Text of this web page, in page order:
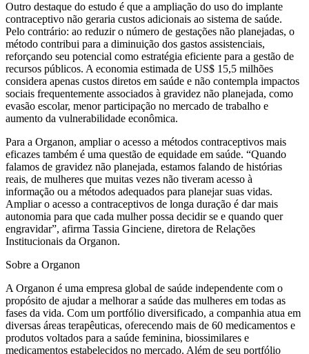
Outro destaque do estudo é que a ampliação do uso do implante
contraceptivo não geraria custos adicionais ao sistema de saúde.
Pelo contrário: ao reduzir o número de gestações não planejadas, o
método contribui para a diminuição dos gastos assistenciais,
reforçando seu potencial como estratégia eficiente para a gestão de
recursos públicos. A economia estimada de US$ 15,5 milhões
considera apenas custos diretos em saúde e não contempla impactos
sociais frequentemente associados à gravidez não planejada, como
evasão escolar, menor participação no mercado de trabalho e
aumento da vulnerabilidade econômica.
Para a Organon, ampliar o acesso a métodos contraceptivos mais
eficazes também é uma questão de equidade em saúde. “Quando
falamos de gravidez não planejada, estamos falando de histórias
reais, de mulheres que muitas vezes não tiveram acesso à
informação ou a métodos adequados para planejar suas vidas.
Ampliar o acesso a contraceptivos de longa duração é dar mais
autonomia para que cada mulher possa decidir se e quando quer
engravidar”, afirma Tassia Ginciene, diretora de Relações
Institucionais da Organon.
Sobre a Organon
A Organon é uma empresa global de saúde independente com o
propósito de ajudar a melhorar a saúde das mulheres em todas as
fases da vida. Com um portfólio diversificado, a companhia atua em
diversas áreas terapêuticas, oferecendo mais de 60 medicamentos e
produtos voltados para a saúde feminina, biossimilares e
medicamentos estabelecidos no mercado. Além de seu portfólio